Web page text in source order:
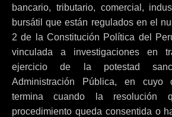
bancario, tributario, comercial,
bursátil que están regulados en el
2 de la Constitución Política del
vinculada a investigaciones en
ejercicio de la potestad
Administración Pública, en cuyo
termina cuando la resolución
procedimiento queda consentida o